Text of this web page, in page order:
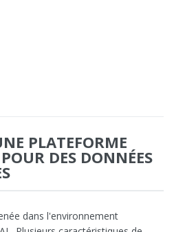
PLATEFORME
DES DONNÉES
dans l'environnement